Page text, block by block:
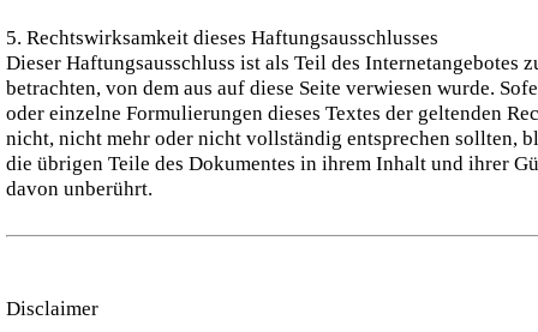
5. Rechtswirksamkeit dieses Haftungsausschlusses
Dieser Haftungsausschluss ist als Teil des Internetangebotes
betrachten, von dem aus auf diese Seite verwiesen wurde.
oder einzelne Formulierungen dieses Textes der geltenden
nicht, nicht mehr oder nicht vollständig entsprechen sollten,
die übrigen Teile des Dokumentes in ihrem Inhalt und ihrer
davon unberührt.
Disclaimer